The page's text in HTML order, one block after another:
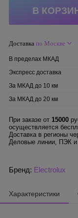
Доставка по Москве
В пределах МКАД
Экспресс доставка
За МКАД до 10 км
За МКАД до 20 км
При заказе от 15000
осуществляется
Доставка в регионы
Деловые линии, ПЭК
Бренд: Electrolux
Характеристики